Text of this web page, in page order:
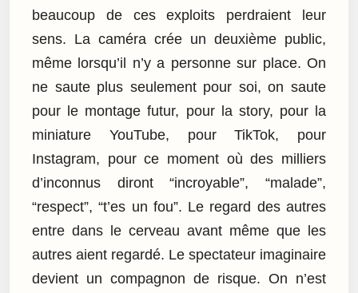
beaucoup de ces exploits perdraient leur
sens. La caméra crée un deuxième public,
même lorsqu’il n’y a personne sur place. On
ne saute plus seulement pour soi, on saute
pour le montage futur, pour la story, pour la
miniature YouTube, pour TikTok, pour
Instagram, pour ce moment où des milliers
d’inconnus diront “incroyable”, “malade”,
“respect”, “t’es un fou”. Le regard des autres
entre dans le cerveau avant même que les
autres aient regardé. Le spectateur imaginaire
devient un compagnon de risque. On n’est